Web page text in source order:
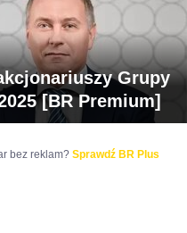
Grupy
[BR Premium]
bez reklam? Sprawdź BR Plus